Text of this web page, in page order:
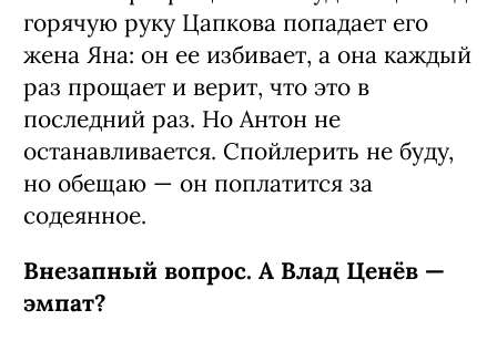
горячую руку Цапкова попадает его
жена Яна: он ее избивает, а она каждый
раз прощает и верит, что это в
последний раз. Но Антон не
останавливается. Спойлерить не буду,
но обещаю — он поплатится за
содеянное.
Внезапный вопрос. А Влад Ценёв —
эмпат?